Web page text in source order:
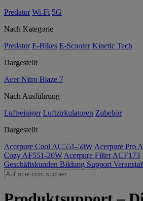
Predator Wi-Fi 5G
Nach Kategorie
Predator E-Bikes E-Scooter Kinetic Tech
Dargestellt
Acer Nitro Blaze 7
Nach Ausführung
Luftreiniger Luftzirkulatoren Zubehör
Dargestellt
Acerpure Cool AC551-50W Acerpure Pro
Cozy AF551-20W Acerpure Filter ACF173
Geschäftskunden Bildung Support